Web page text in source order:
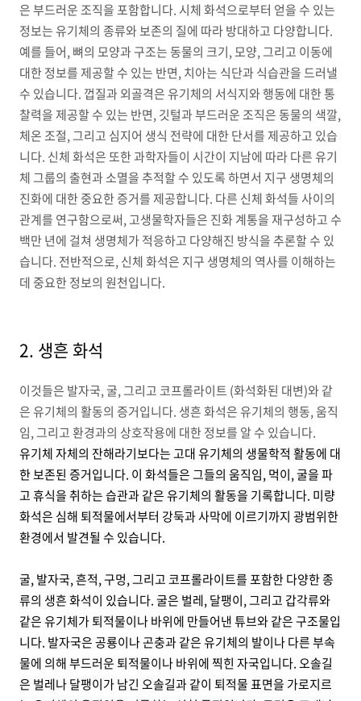
은 부드러운 조직을 포함합니다. 시체 화석으로부터 얻을 수 있는
정보는 유기체의 종류와 보존의 질에 따라 방대하고 다양합니다.
예를 들어, 뼈의 모양과 구조는 동물의 크기, 모양, 그리고 이동에
대한 정보를 제공할 수 있는 반면, 치아는 식단과 식습관을 드러낼
수 있습니다. 껍질과 외골격은 유기체의 서식지와 행동에 대한 통
찰력을 제공할 수 있는 반면, 깃털과 부드러운 조직은 동물의 색깔,
체온 조절, 그리고 심지어 생식 전략에 대한 단서를 제공하고 있습
니다. 신체 화석은 또한 과학자들이 시간이 지남에 따라 다른 유기
체 그룹의 출현과 소멸을 추적할 수 있도록 하면서 지구 생명체의
진화에 대한 중요한 증거를 제공합니다. 다른 신체 화석들 사이의
관계를 연구함으로써, 고생물학자들은 진화 계통을 재구성하고 수
백만 년에 걸쳐 생명체가 적응하고 다양해진 방식을 추론할 수 있
습니다. 전반적으로, 신체 화석은 지구 생명체의 역사를 이해하는
데 중요한 정보의 원천입니다.
2. 생흔 화석
이것들은 발자국, 굴, 그리고 코프롤라이트 (화석화된 대변)와 같
은 유기체의 활동의 증거입니다. 생흔 화석은 유기체의 행동, 움직
임, 그리고 환경과의 상호작용에 대한 정보를 알 수 있습니다.
유기체 자체의 잔해라기보다는 고대 유기체의 생물학적 활동에 대
한 보존된 증거입니다. 이 화석들은 그들의 움직임, 먹이, 굴을 파
고 휴식을 취하는 습관과 같은 유기체의 활동을 기록합니다. 미량
화석은 심해 퇴적물에서부터 강둑과 사막에 이르기까지 광범위한
환경에서 발견될 수 있습니다.
굴, 발자국, 흔적, 구멍, 그리고 코프롤라이트를 포함한 다양한 종
류의 생흔 화석이 있습니다. 굴은 벌레, 달팽이, 그리고 갑각류와
같은 유기체가 퇴적물이나 바위에 만들어낸 튜브와 같은 구조물입
니다. 발자국은 공룡이나 곤충과 같은 유기체의 발이나 다른 부속
물에 의해 부드러운 퇴적물이나 바위에 찍힌 자국입니다. 오솔길
은 벌레나 달팽이가 남긴 오솔길과 같이 퇴적물 표면을 가로지르